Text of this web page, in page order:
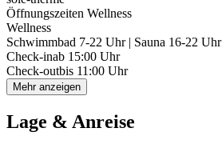
Öffnungszeiten Wellness
Wellness
Schwimmbad 7-22 Uhr | Sauna 16-22 Uhr
Check-inab 15:00 Uhr
Check-outbis 11:00 Uhr
Mehr anzeigen
Lage & Anreise